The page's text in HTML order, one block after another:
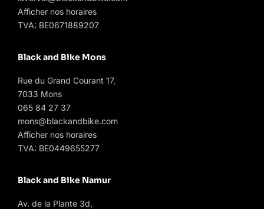
Afficher nos horaires
TVA: BE0671889207
Black and Bike Mons
Rue du Grand Courant 17,
7033 Mons
065 84 27 37
mons@blackandbike.com
Afficher nos horaires
TVA: BE0449655277
Black and Bike Namur
Av. de la Plante 3d,